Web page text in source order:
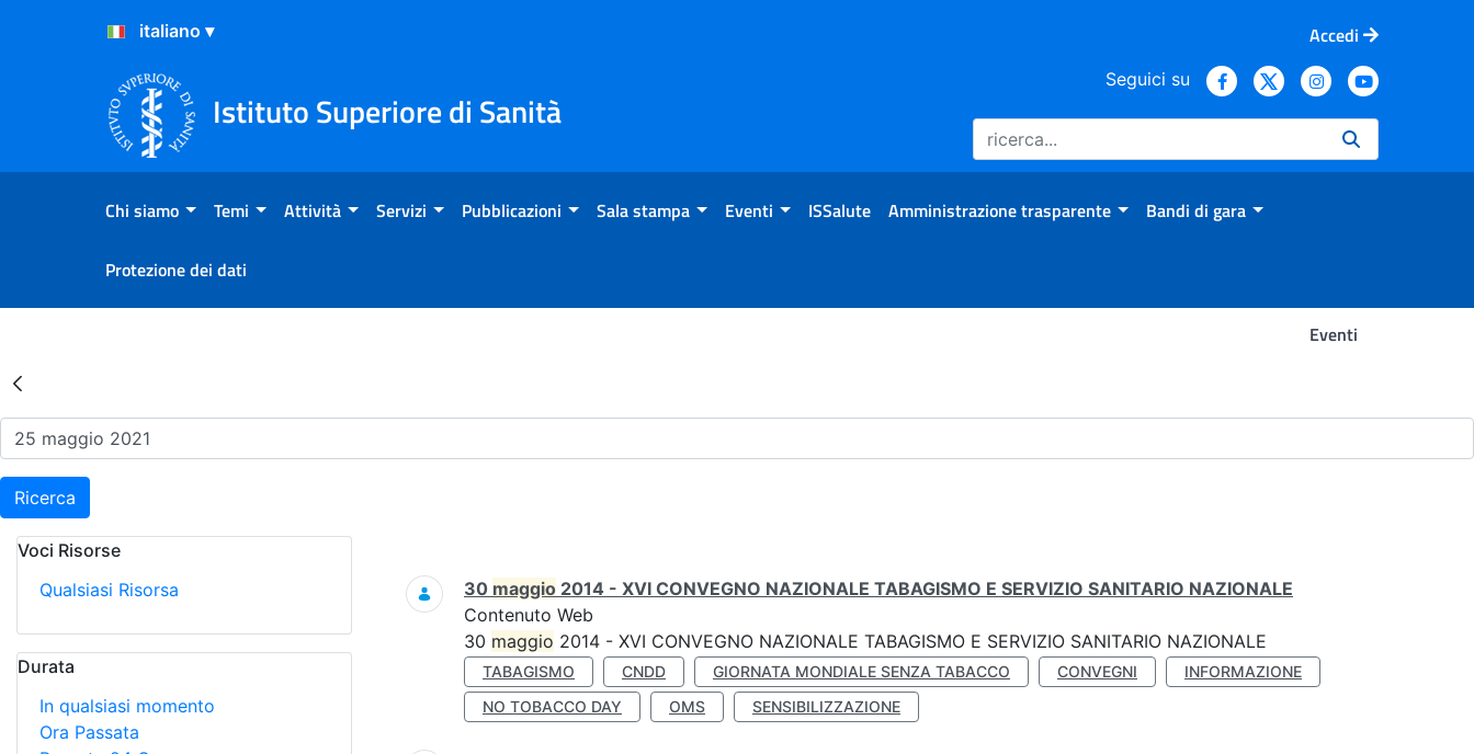
Salta al Contenuto
Salta al Footer
Accedi
Istituto Superiore di Sanità
Seguici su
Chi siamo Temi Attività Servizi Pubblicazioni Sala stampa Eventi ISSalute Amministrazione trasparente Bandi di gara
Protezione dei dati
Eventi
Risultati della Ricerca - Eventi
Ricerca
Voci Risorse
Qualsiasi Risorsa
Durata
In qualsiasi momento
Ora Passata
Ricerca
30 maggio 2014 - XVI CONVEGNO NAZIONALE TABAGISMO E SERVIZIO SANITARIO NAZIONALE
Contenuto Web
30 maggio 2014 - XVI CONVEGNO NAZIONALE TABAGISMO E SERVIZIO SANITARIO NAZIONALE
TABAGISMO CNDD GIORNATA MONDIALE SENZA TABACCO CONVEGNI
INFORMAZIONE
NO TOBACCO DAY
OMS SENSIBILIZZAZIONE